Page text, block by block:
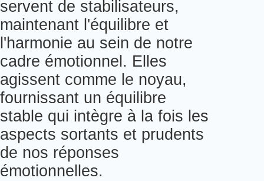
servent de stabilisateurs,
maintenant l'équilibre et
l'harmonie au sein de notre
cadre émotionnel. Elles
agissent comme le noyau,
fournissant un équilibre
stable qui intègre à la fois les
aspects sortants et prudents
de nos réponses
émotionnelles.